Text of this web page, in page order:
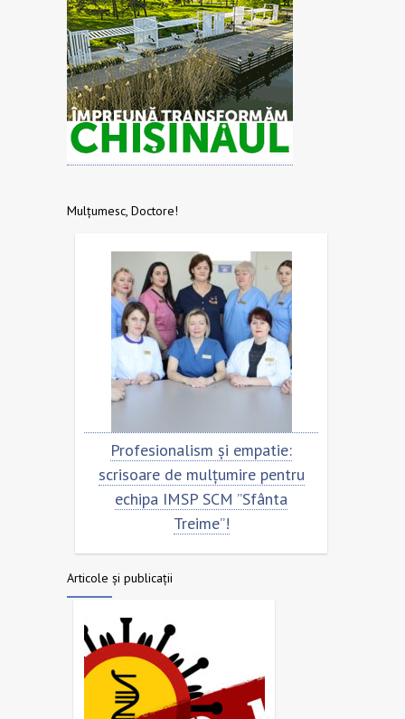
Mulțumesc, Doctore!
Profesionalism și empatie:
scrisoare de mulțumire pentru
echipa IMSP SCM ”Sfânta
Treime”!
Articole și publicații